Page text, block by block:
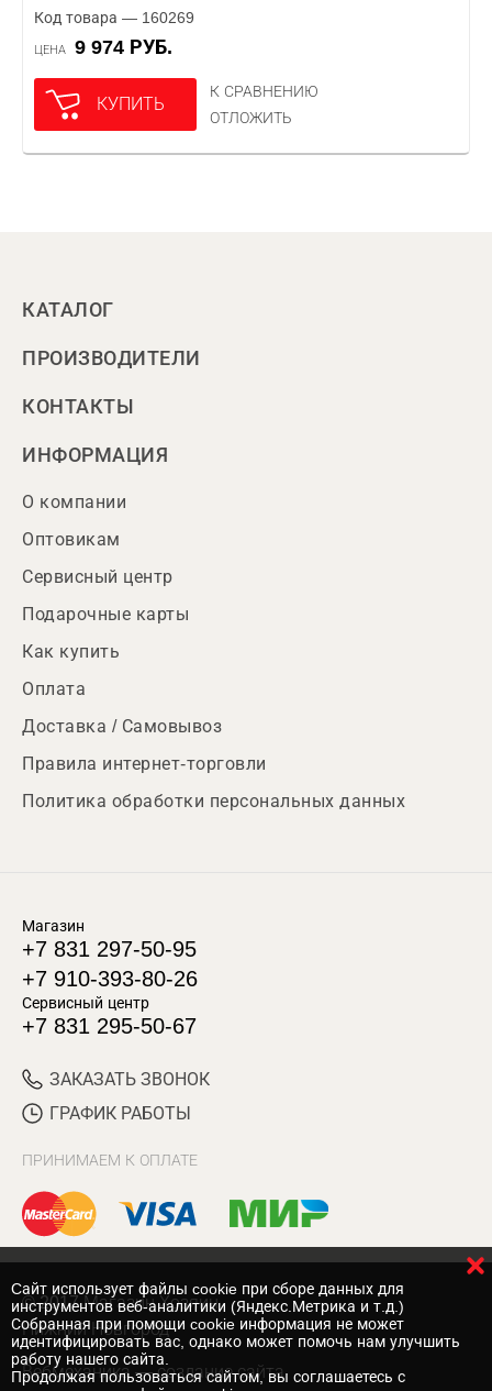
Код товара — 160269
ЦЕНА 9 974 РУБ.
КУПИТЬ
К СРАВНЕНИЮ
ОТЛОЖИТЬ
КАТАЛОГ
ПРОИЗВОДИТЕЛИ
КОНТАКТЫ
ИНФОРМАЦИЯ
О компании
Оптовикам
Сервисный центр
Подарочные карты
Как купить
Оплата
Доставка / Самовывоз
Правила интернет-торговли
Политика обработки персональных данных
Магазин
+7 831 297-50-95
+7 910-393-80-26
Сервисный центр
+7 831 295-50-67
ЗАКАЗАТЬ ЗВОНОК
ГРАФИК РАБОТЫ
ПРИНИМАЕМ К ОПЛАТЕ
© 2017 Магазин Хозяин
Нижний Новгород
Вебмеханика — создание сайта
Cайт использует файлы cookie при сборе данных для
инструментов веб-аналитики (Яндекс.Метрика и т.д.)
Собранная при помощи cookie информация не может
идентифицировать вас, однако может помочь нам улучшить
работу нашего сайта.
Продолжая пользоваться сайтом, вы соглашаетесь с